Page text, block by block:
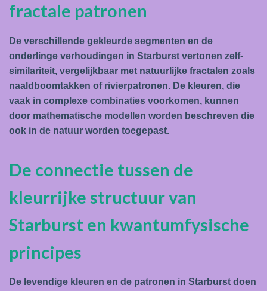
fractale patronen
De verschillende gekleurde segmenten en de
onderlinge verhoudingen in Starburst vertonen zelf-
similariteit, vergelijkbaar met natuurlijke fractalen zoals
naaldboomtakken of rivierpatronen. De kleuren, die
vaak in complexe combinaties voorkomen, kunnen
door mathematische modellen worden beschreven die
ook in de natuur worden toegepast.
De connectie tussen de
kleurrijke structuur van
Starburst en kwantumfysische
principes
De levendige kleuren en de patronen in Starburst doen